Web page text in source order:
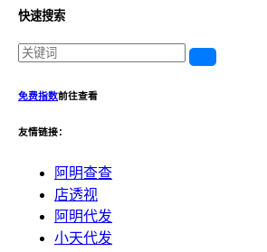
快速搜索
免费指数前往查看
友情链接：
阿明查查
店透视
阿明代发
小天代发